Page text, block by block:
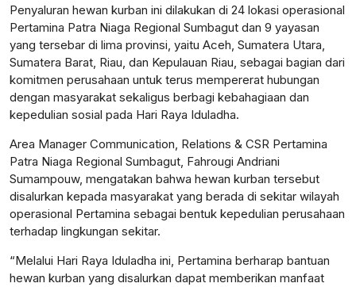
Penyaluran hewan kurban ini dilakukan di 24 lokasi operasional
Pertamina Patra Niaga Regional Sumbagut dan 9 yayasan
yang tersebar di lima provinsi, yaitu Aceh, Sumatera Utara,
Sumatera Barat, Riau, dan Kepulauan Riau, sebagai bagian dari
komitmen perusahaan untuk terus mempererat hubungan
dengan masyarakat sekaligus berbagi kebahagiaan dan
kepedulian sosial pada Hari Raya Iduladha.
Area Manager Communication, Relations & CSR Pertamina
Patra Niaga Regional Sumbagut, Fahrougi Andriani
Sumampouw, mengatakan bahwa hewan kurban tersebut
disalurkan kepada masyarakat yang berada di sekitar wilayah
operasional Pertamina sebagai bentuk kepedulian perusahaan
terhadap lingkungan sekitar.
“Melalui Hari Raya Iduladha ini, Pertamina berharap bantuan
hewan kurban yang disalurkan dapat memberikan manfaat